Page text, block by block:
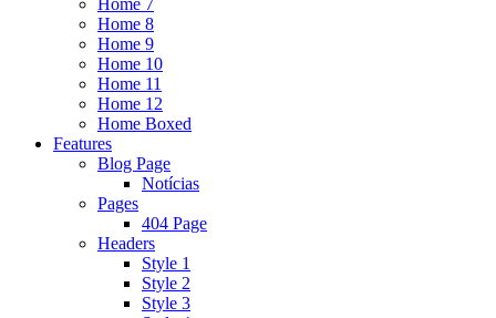
Home 7
Home 8
Home 9
Home 10
Home 11
Home 12
Home Boxed
Features
Blog Page
Notícias
Pages
404 Page
Headers
Style 1
Style 2
Style 3